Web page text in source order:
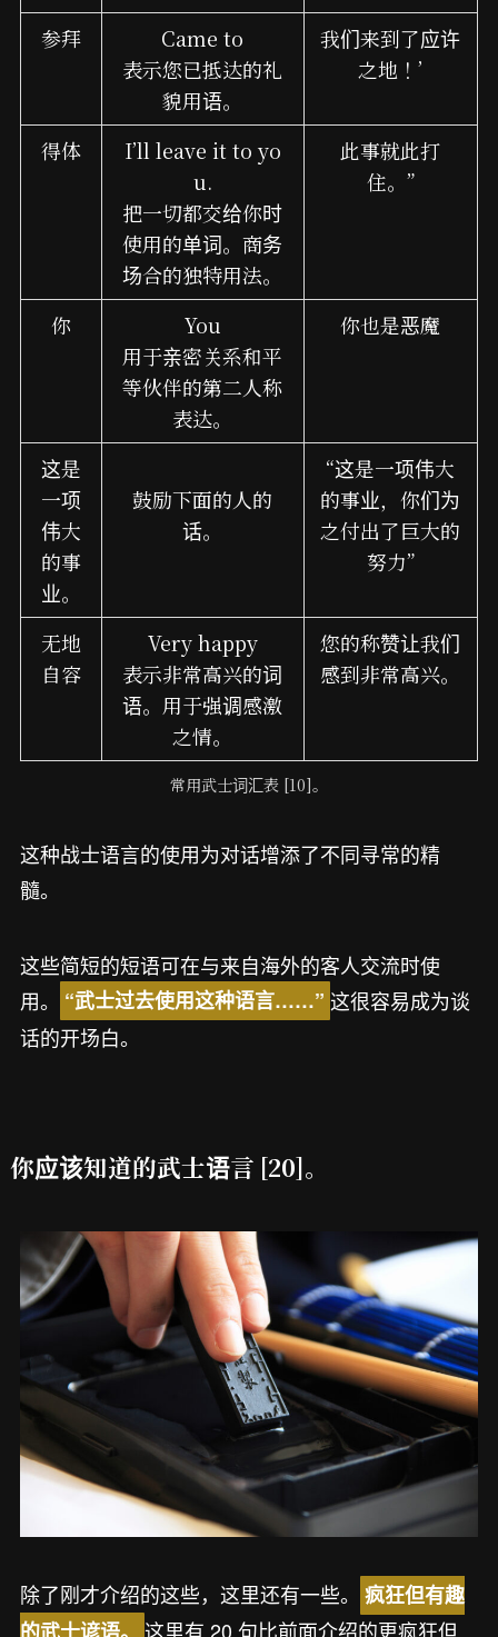
参拜
Came to
表示您已抵达的礼
貌用语。
我们来到了应许
之地！’
得体
I’ll leave it to yo
u.
把一切都交给你时
使用的单词。商务
场合的独特用法。
此事就此打
住。”
你
You
用于亲密关系和平
等伙伴的第二人称
表达。
你也是恶魔
这是
一项
伟大
的事
业。
鼓励下面的人的
话。
“这是一项伟大
的事业，你们为
之付出了巨大的
努力”
无地
自容
Very happy
表示非常高兴的词
语。用于强调感激
之情。
您的称赞让我们
感到非常高兴。
常用武士词汇表 [10]。
这种战士语言的使用为对话增添了不同寻常的精
髓。
这些简短的短语可在与来自海外的客人交流时使
用。
“武士过去使用这种语言……” 这很容易成为谈
话的开场白。
你应该知道的武士语言 [20]。
除了刚才介绍的这些，这里还有一些。 疯狂但有趣
这里有 20 句比前面介绍的更疯狂但